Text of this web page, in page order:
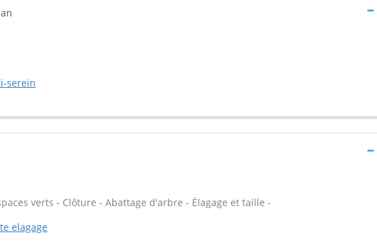
serein
verts - Clôture - Abattage d'arbre - Élagage et taille -
elagage